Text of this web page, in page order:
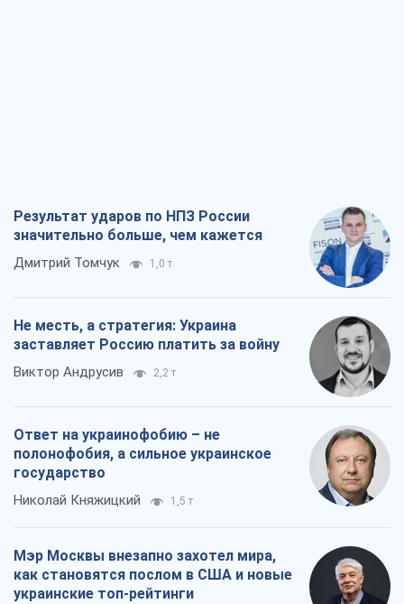
Результат ударов по НПЗ России
значительно больше, чем кажется
Дмитрий Томчук 1,0 т.
Не месть, а стратегия: Украина
заставляет Россию платить за войну
Виктор Андрусив 2,2 т.
Ответ на украинофобию – не
полонофобия, а сильное украинское
государство
Николай Княжицкий 1,5 т.
Мэр Москвы внезапно захотел мира,
как становятся послом в США и новые
украинские топ-рейтинги